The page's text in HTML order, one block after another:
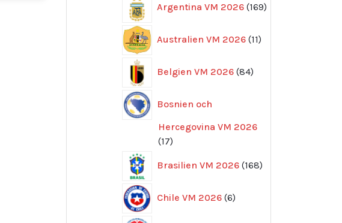
Argentina VM 2026 169
produkter
Australien VM 2026 11
produkter
Belgien VM 2026 84
produkter
Bosnien och
Hercegovina VM 2026
1717
Brasilien VM 2026 168
produkter
Chile VM 2026 6
produkter